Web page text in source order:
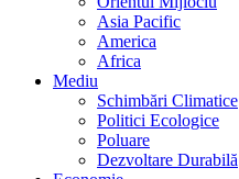
Asia Pacific
America
Africa
Mediu
Schimbări Climatice
Politici Ecologice
Poluare
Dezvoltare Durabilă